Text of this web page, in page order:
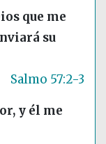
que me
su
Salmo 57:2-3
y él me